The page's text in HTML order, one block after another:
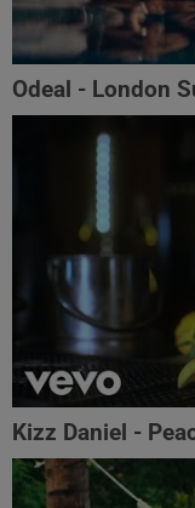
Odeal - London
Kizz Daniel -